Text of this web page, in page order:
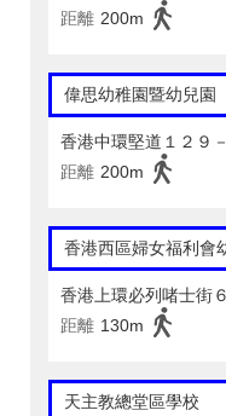
距離 200m
偉思幼稚園暨幼兒園
香港中環堅道１２９
距離 200m
香港西區婦女福利會
香港上環必列啫士街
距離 130m
天主教總堂區學校